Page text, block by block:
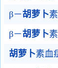
β－胡萝卜
β－胡萝卜
胡萝卜素血